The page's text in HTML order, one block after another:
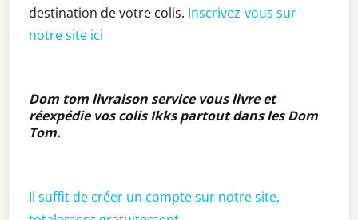
destination de votre colis. Inscrivez-vous sur
notre site ici
Dom tom livraison service vous livre et
réexpédie vos colis Ikks partout dans les Dom
Tom.
Il suffit de créer un compte sur notre site,